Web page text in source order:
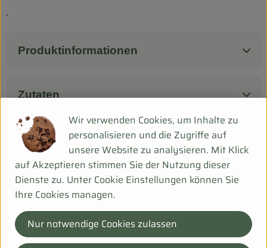
.
Produktinformationen
Zutaten
Produktdatenblatt
Herkunft
Hersteller: Weiling
Wir verwenden Cookies, um Inhalte zu
personalisieren und die Zugriffe auf
unsere Website zu analysieren. Mit Klick
auf Akzeptieren stimmen Sie der Nutzung dieser
Dienste zu. Unter Cookie Einstellungen können Sie
Ihre Cookies managen.
Nur notwendige Cookies zulassen